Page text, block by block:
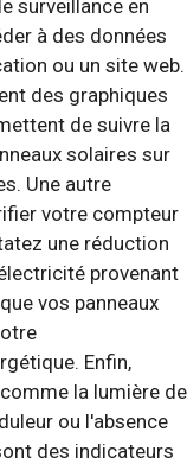
surveillance en
à des données
ou un site web.
des graphiques
de suivre la
solaires sur
Une autre
votre compteur
une réduction
provenant
vos panneaux
Enfin,
la lumière de
ou l'absence
des indicateurs